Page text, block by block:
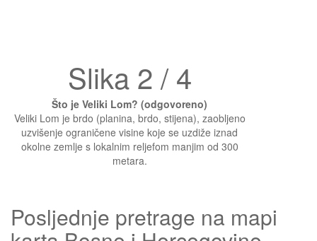
Slika 2 / 4
Što je Veliki Lom? (odgovoreno)
Veliki Lom je brdo (planina, brdo, stijena), zaobljeno
uzvišenje ograničene visine koje se uzdiže iznad
okolne zemlje s lokalnim reljefom manjim od 300
metara.
Posljednje pretrage na mapi